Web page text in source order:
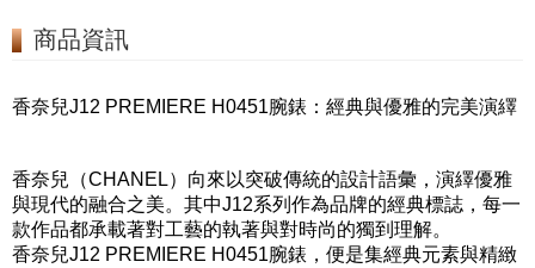
商品資訊
香奈兒J12 PREMIERE H0451腕錶：經典與優雅的完美演繹
香奈兒（CHANEL）向來以突破傳統的設計語彙，演繹優雅
與現代的融合之美。其中J12系列作為品牌的經典標誌，每一
款作品都承載著對工藝的執著與對時尚的獨到理解。
香奈兒J12 PREMIERE H0451腕錶，便是集經典元素與精緻